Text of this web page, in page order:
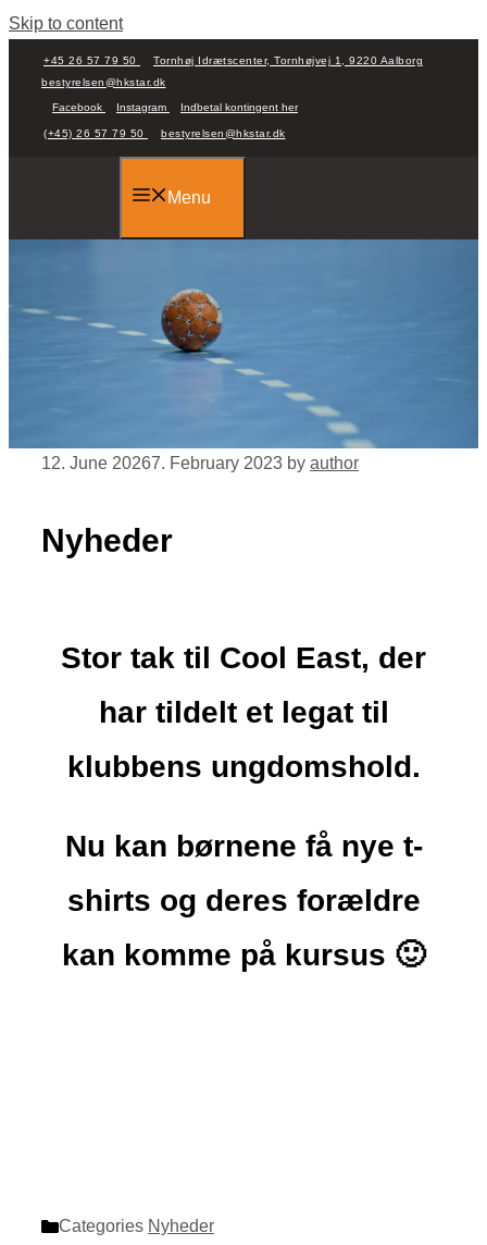
Skip to content
+45 26 57 79 50
Tornhøj Idrætscenter, Tornhøjvej 1, 9220 Aalborg
bestyrelsen@hkstar.dk
Facebook Instagram Indbetal kontingent her
(+45) 26 57 79 50 bestyrelsen@hkstar.dk
Menu
12. June 20267. February 2023 by author
Nyheder
Stor tak til Cool East, der
har tildelt et legat til
klubbens ungdomshold.
Nu kan børnene få nye t-
shirts og deres forældre
kan komme på kursus 🙂
Categories Nyheder